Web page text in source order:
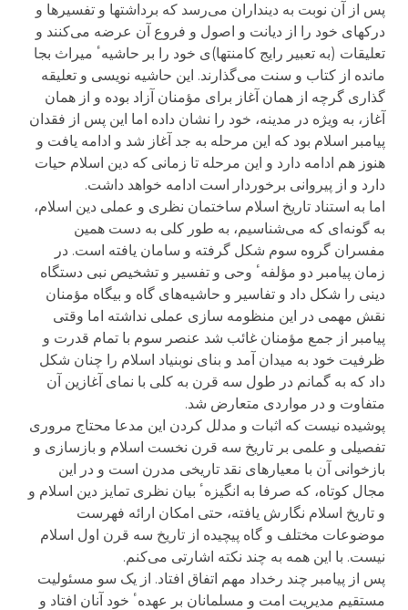
پس از آن نوبت به دینداران می‌رسد که برداشتها و تفسیرها و
درکهای خود را از دیانت و اصول و فروع آن عرضه می‌کنند و
تعلیقات (به تعبیر رایج کامنتها)ی خود را بر حاشیهٴ میراث بجا
مانده از کتاب و سنت می‌گذارند. این حاشیه نویسی و تعلیقه
گذاری گرچه از همان آغاز برای مؤمنان آزاد بوده و از همان
آغاز، به ویژه در مدینه، خود را نشان داده اما این پس از فقدان
پیامبر اسلام بود که این مرحله به جد آغاز شد و ادامه یافت و
هنوز هم ادامه دارد و این مرحله تا زمانی که دین اسلام حیات
دارد و از پیروانی برخوردار است ادامه خواهد داشت.
اما به استناد تاریخ اسلام ساختمان نظری و عملی دین اسلام،
به گونه‌ای که می‌شناسیم، به طور کلی به دست همین
مفسران گروه سوم شکل گرفته و سامان یافته است. در
زمان پیامبر دو مؤلفهٴ وحی و تفسیر و تشخیص نبی دستگاه
دینی را شکل داد و تفاسیر و حاشیه‌های گاه و بیگاه مؤمنان
نقش مهمی در این منظومه سازی عملی نداشته اما وقتی
پیامبر از جمع مؤمنان غائب شد عنصر سوم با تمام قدرت و
ظرفیت خود به میدان آمد و بنای نوبنیاد اسلام را چنان شکل
داد که به گمانم در طول سه قرن به کلی با نمای آغازین آن
متفاوت و در مواردی متعارض شد.
پوشیده نیست که اثبات و مدلل کردن این مدعا محتاج مروری
تفصیلی و علمی بر تاریخ سه قرن نخست اسلام و بازسازی و
بازخوانی آن با معیارهای نقد تاریخی مدرن است و در این
مجال کوتاه، که صرفا به انگیزهٴ بیان نظری تمایز دین اسلام و
و تاریخ اسلام نگارش یافته، حتی امکان ارائه فهرست
موضوعات مختلف و گاه پیچیده از تاریخ سه قرن اول اسلام
نیست. با این همه به چند نکته اشارتی می‌کنم.
پس از پیامبر چند رخداد مهم اتفاق افتاد. از یک سو مسئولیت
مستقیم مدیریت امت و مسلمانان بر عهدهٴ خود آنان افتاد و